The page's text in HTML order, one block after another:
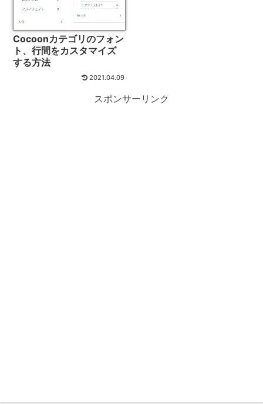
Cocoonカテゴリのフォン
ト、行間をカスタマイズ
する方法
2021.04.09
スポンサーリンク